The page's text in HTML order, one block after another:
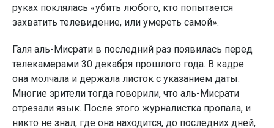
руках поклялась «убить любого, кто попытается
захватить телевидение, или умереть самой».
Галя аль-Мисрати в последний раз появилась перед
телекамерами 30 декабря прошлого года. В кадре
она молчала и держала листок с указанием даты.
Многие зрители тогда говорили, что аль-Мисрати
отрезали язык. После этого журналистка пропала, и
никто не знал, где она находится, до последних дней,